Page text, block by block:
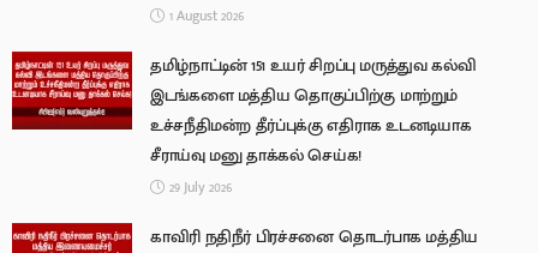
1 August 2026
தமிழ்நாட்டின் 151 உயர் சிறப்பு மருத்துவ கல்வி
இடங்களை மத்திய தொகுப்பிற்கு மாற்றும்
உச்சநீதிமன்ற தீர்ப்புக்கு எதிராக உடனடியாக
சீராய்வு மனு தாக்கல் செய்க!
29 July 2026
காவிரி நதிநீர் பிரச்சனை தொடர்பாக மத்திய